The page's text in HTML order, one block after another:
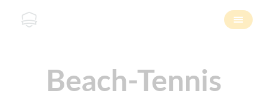
Beach-Tennis